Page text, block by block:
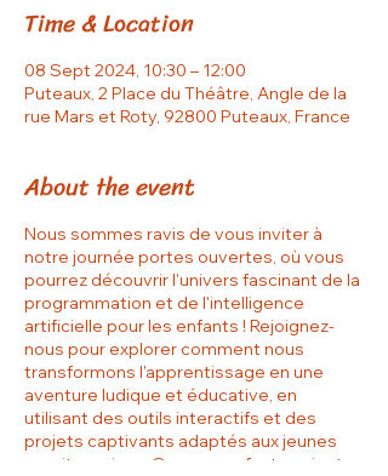
Time & Location
08 Sept 2024, 10:30 – 12:00
Puteaux, 2 Place du Théâtre, Angle de la
rue Mars et Roty, 92800 Puteaux, France
About the event
Nous sommes ravis de vous inviter à
notre journée portes ouvertes, où vous
pourrez découvrir l'univers fascinant de la
programmation et de l'intelligence
artificielle pour les enfants ! Rejoignez-
nous pour explorer comment nous
transformons l'apprentissage en une
aventure ludique et éducative, en
utilisant des outils interactifs et des
projets captivants adaptés aux jeunes
esprits curieux. Que vos enfants soient